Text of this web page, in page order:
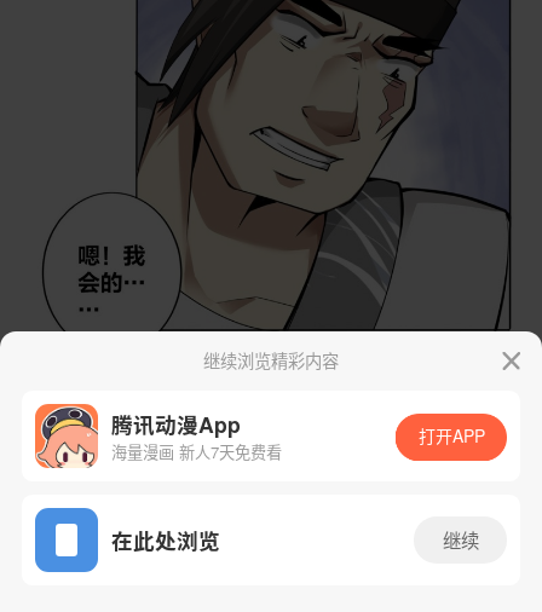
App免费看
继续浏览精彩内容
腾讯动漫App
海量漫画 新人7天免费看
打开APP
在此处浏览 继续